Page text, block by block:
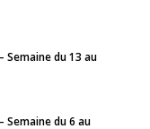
Semaine du 13 au
Semaine du 6 au